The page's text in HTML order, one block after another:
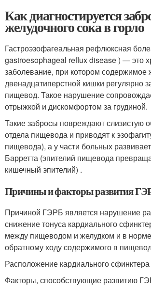
Как диагностируется
желудочного сока в горло
Гастроэзофагеальная рефлюксная
gastroesophageal reflux disease ) — это
заболевание, при котором содержимое
двенадцатиперстной кишки регулярно
пищевод. Такое нарушение
отрыжкой и дискомфортом за грудиной.
Такие забросы повреждают слизистую
отдела пищевода и приводят к
пищевода), а у части больных
Барретта (эпителий пищевода
кишечный эпителий) .
Причины и факторы развития
Причиной ГЭРБ является нарушение
снижение тонуса кардиального
между пищеводом и желудком и в норме
обратному ходу содержимого в
Расположение кардиального сфинктера
Факторы, способствующие развитию